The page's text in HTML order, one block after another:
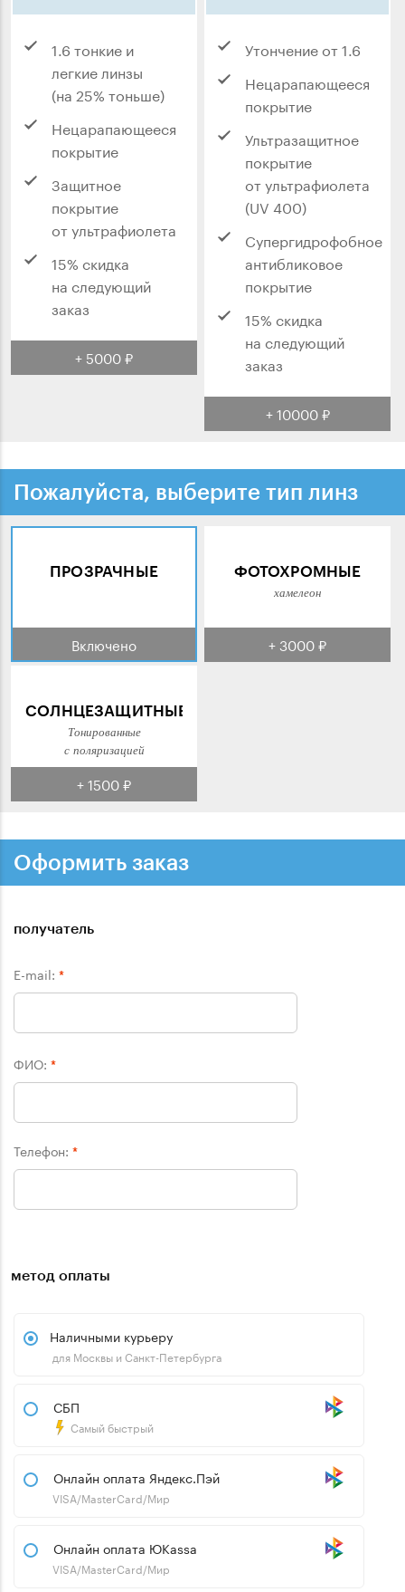
1.6 тонкие и
легкие линзы
(на 25% тоньше)
Нецарапающееся
покрытие
Защитное
покрытие
от ультрафиолета
15% скидка
на следующий
заказ
+ 5000 ₽
Утончение от 1.6
Нецарапающееся
покрытие
Ультразащитное
покрытие
от ультрафиолета
(UV 400)
Супергидрофобное
антибликовое
покрытие
15% скидка
на следующий
заказ
+ 10000 ₽
Пожалуйста, выберите тип линз
ПРОЗРАЧНЫЕ
Включено
ФОТОХРОМНЫЕ
хамелеон
+ 3000 ₽
СОЛНЦЕЗАЩИТНЫЕ
Тонированные
с поляризацией
+ 1500 ₽
Оформить заказ
получатель
E-mail: *
ФИО: *
Телефон: *
метод оплаты
Наличными курьеру
для Москвы и Санкт-Петербурга
СБП
Самый быстрый
Онлайн оплата Яндекс.Пэй
VISA/MasterCard/Мир
Онлайн оплата ЮKassa
VISA/MasterCard/Мир